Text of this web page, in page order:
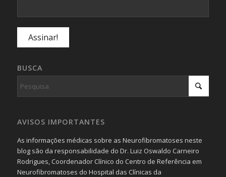
BUSCA
AVISOS IMPORTANTES
As informações médicas sobre as Neurofibromatoses neste
blog são da responsabilidade do Dr. Luiz Oswaldo Carneiro
Rodrigues, Coordenador Clínico do Centro de Referência em
Neurofibromatoses do Hospital das Clínicas da